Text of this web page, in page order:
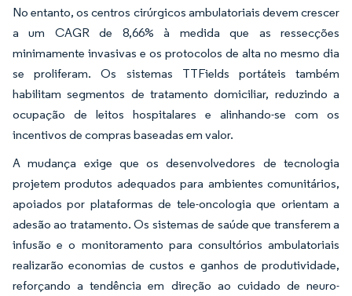
No entanto, os centros cirúrgicos ambulatoriais devem crescer
a um CAGR de 8,66% à medida que as ressecções
minimamente invasivas e os protocolos de alta no mesmo dia
se proliferam. Os sistemas TTFields portáteis também
habilitam segmentos de tratamento domiciliar, reduzindo a
ocupação de leitos hospitalares e alinhando-se com os
incentivos de compras baseadas em valor.
A mudança exige que os desenvolvedores de tecnologia
projetem produtos adequados para ambientes comunitários,
apoiados por plataformas de tele-oncologia que orientam a
adesão ao tratamento. Os sistemas de saúde que transferem a
infusão e o monitoramento para consultórios ambulatoriais
realizarão economias de custos e ganhos de produtividade,
reforçando a tendência em direção ao cuidado de neuro-